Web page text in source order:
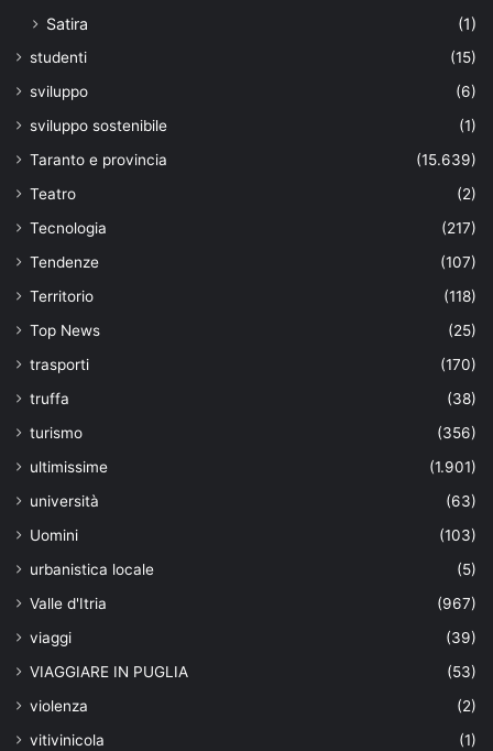
Satira (1)
studenti
(15)
sviluppo
(6)
sviluppo sostenibile
(1)
Taranto e provincia
(15.639)
Teatro
(2)
Tecnologia
(217)
Tendenze
(107)
Territorio
(118)
Top News
(25)
trasporti
(170)
truffa
(38)
turismo
(356)
ultimissime
(1.901)
università
(63)
Uomini
(103)
urbanistica locale
(5)
Valle d'Itria
(967)
viaggi
(39)
VIAGGIARE IN PUGLIA
(53)
violenza
(2)
vitivinicola
(1)